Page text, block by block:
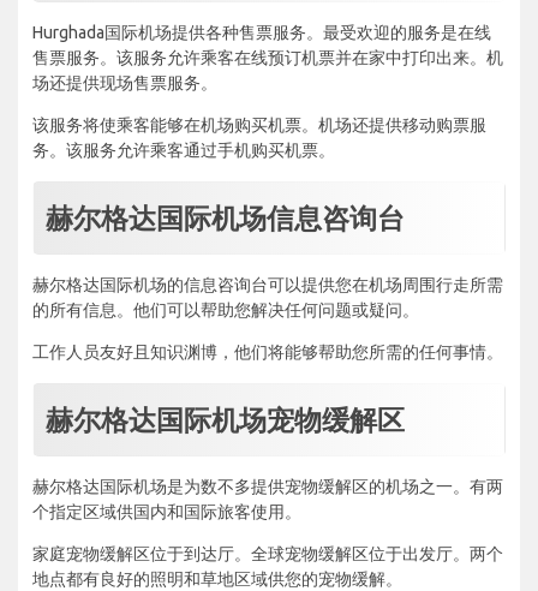
Hurghada国际机场提供各种售票服务。最受欢迎的服务是在线
售票服务。该服务允许乘客在线预订机票并在家中打印出来。机
场还提供现场售票服务。
该服务将使乘客能够在机场购买机票。机场还提供移动购票服
务。该服务允许乘客通过手机购买机票。
赫尔格达国际机场信息咨询台
赫尔格达国际机场的信息咨询台可以提供您在机场周围行走所需
的所有信息。他们可以帮助您解决任何问题或疑问。
工作人员友好且知识渊博，他们将能够帮助您所需的任何事情。
赫尔格达国际机场宠物缓解区
赫尔格达国际机场是为数不多提供宠物缓解区的机场之一。有两
个指定区域供国内和国际旅客使用。
家庭宠物缓解区位于到达厅。全球宠物缓解区位于出发厅。两个
地点都有良好的照明和草地区域供您的宠物缓解。